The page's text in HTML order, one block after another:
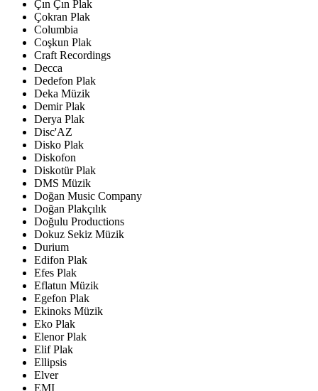
Çın Çın Plak
Çokran Plak
Columbia
Coşkun Plak
Craft Recordings
Decca
Dedefon Plak
Deka Müzik
Demir Plak
Derya Plak
Disc'AZ
Disko Plak
Diskofon
Diskotür Plak
DMS Müzik
Doğan Music Company
Doğan Plakçılık
Doğulu Productions
Dokuz Sekiz Müzik
Durium
Edifon Plak
Efes Plak
Eflatun Müzik
Egefon Plak
Ekinoks Müzik
Eko Plak
Elenor Plak
Elif Plak
Ellipsis
Elver
EMI